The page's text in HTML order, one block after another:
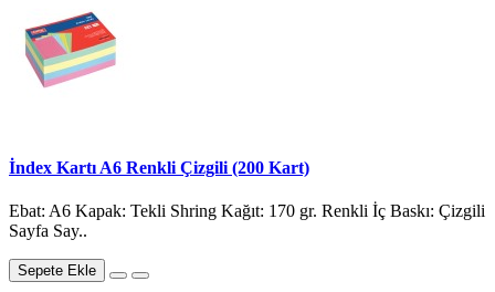
İndex Kartı A6 Renkli Çizgili (200 Kart)
Ebat: A6 Kapak: Tekli Shring Kağıt: 170 gr. Renkli İç Baskı: Çizgili
Sayfa Say..
Sepete Ekle